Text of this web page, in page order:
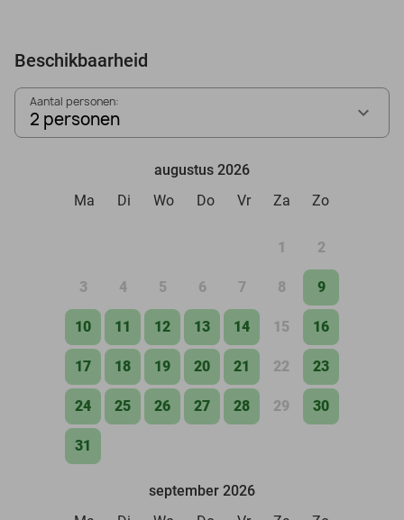
Beschikbaarheid
Aantal personen:
2 personen
augustus 2026
Ma
Di Wo Do Vr Za Zo
1 2
3 4 5 6 7 8 9
10 11 12 13 14 15 16
17 18 19 20 21 22 23
24 25 26 27 28 29 30
31
september 2026